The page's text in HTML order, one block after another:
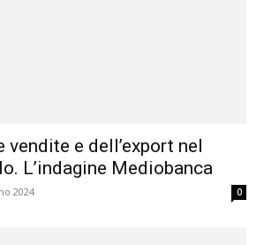
e dell’export nel
L’indagine Mediobanca
2024 0